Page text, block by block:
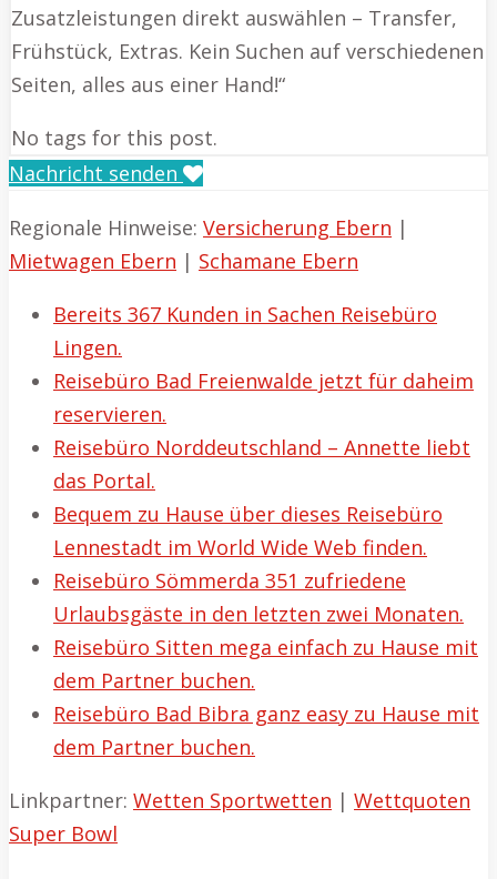
Zusatzleistungen direkt auswählen – Transfer,
Frühstück, Extras. Kein Suchen auf verschiedenen
Seiten, alles aus einer Hand!“
No tags for this post.
Nachricht senden
Regionale Hinweise: Versicherung Ebern |
Mietwagen Ebern | Schamane Ebern
Bereits 367 Kunden in Sachen Reisebüro
Lingen.
Reisebüro Bad Freienwalde jetzt für daheim
reservieren.
Reisebüro Norddeutschland – Annette liebt
das Portal.
Bequem zu Hause über dieses Reisebüro
Lennestadt im World Wide Web finden.
Reisebüro Sömmerda 351 zufriedene
Urlaubsgäste in den letzten zwei Monaten.
Reisebüro Sitten mega einfach zu Hause mit
dem Partner buchen.
Reisebüro Bad Bibra ganz easy zu Hause mit
dem Partner buchen.
Linkpartner: Wetten Sportwetten | Wettquoten
Super Bowl